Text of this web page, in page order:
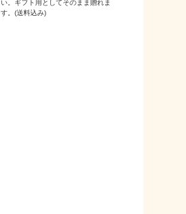
い。ギフト用としてそのまま贈れま
す。(送料込み)